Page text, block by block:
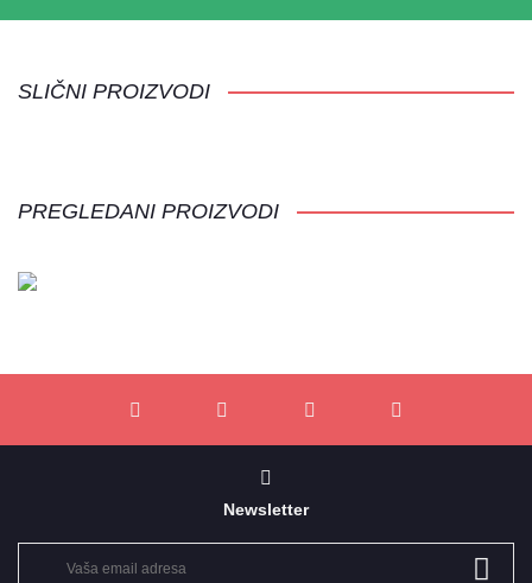
SLIČNI PROIZVODI
PREGLEDANI PROIZVODI
Newsletter